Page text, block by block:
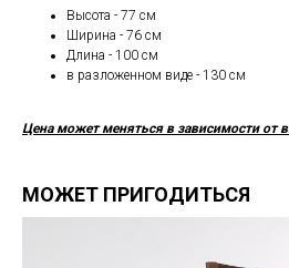
Высота - 77 см
Ширина - 76 см
Длина - 100 см
в разложенном виде - 130 см
Цена может меняться в зависимости от
МОЖЕТ ПРИГОДИТЬСЯ